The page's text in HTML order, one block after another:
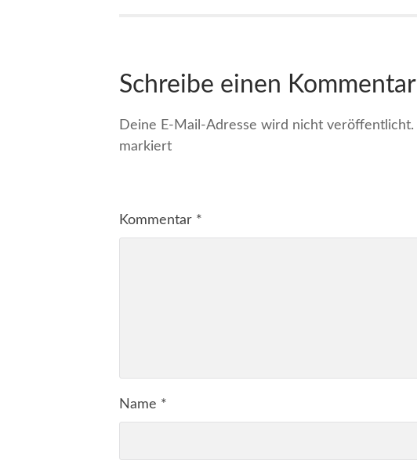
Schreibe einen Kommentar
Deine E-Mail-Adresse wird nicht veröffentlicht.
markiert
Kommentar *
Name *